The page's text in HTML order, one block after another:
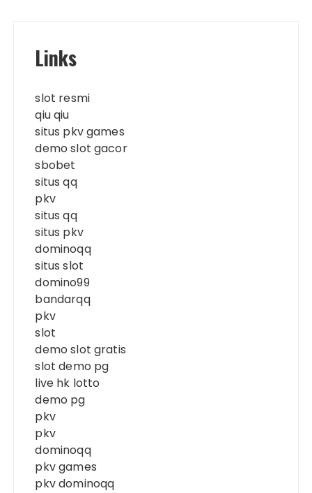
Links
slot resmi
qiu qiu
situs pkv games
demo slot gacor
sbobet
situs qq
pkv
situs qq
situs pkv
dominoqq
situs slot
domino99
bandarqq
pkv
slot
demo slot gratis
slot demo pg
live hk lotto
demo pg
pkv
pkv
dominoqq
pkv games
pkv dominoqq